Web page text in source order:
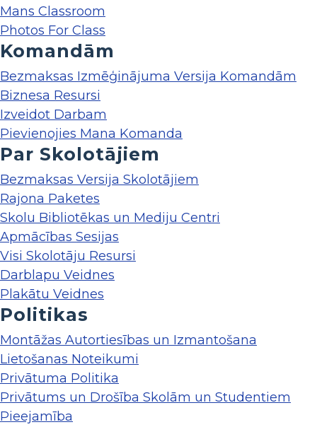
Mans Classroom
Photos For Class
Komandām
Bezmaksas Izmēģinājuma Versija Komandām
Biznesa Resursi
Izveidot Darbam
Pievienojies Mana Komanda
Par Skolotājiem
Bezmaksas Versija Skolotājiem
Rajona Paketes
Skolu Bibliotēkas un Mediju Centri
Apmācības Sesijas
Visi Skolotāju Resursi
Darblapu Veidnes
Plakātu Veidnes
Politikas
Montāžas Autortiesības un Izmantošana
Lietošanas Noteikumi
Privātuma Politika
Privātums un Drošība Skolām un Studentiem
Pieejamība